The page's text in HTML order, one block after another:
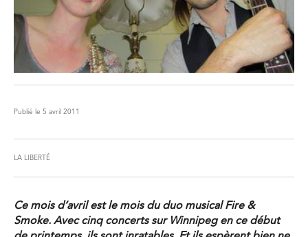
Publié le 5 avril 2011
LA LIBERTÉ
Ce mois d’avril est le mois du duo musical Fire &
Smoke. Avec cinq concerts sur Winnipeg en ce début